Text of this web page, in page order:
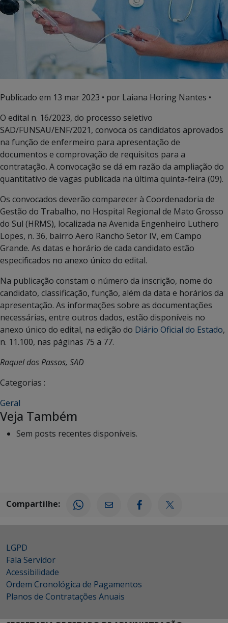
Publicado em 13 mar 2023 • por Laiana Horing Nantes •
O edital n. 16/2023, do processo seletivo
SAD/FUNSAU/ENF/2021, convoca os candidatos aprovados
na função de enfermeiro para apresentação de
documentos e comprovação de requisitos para a
contratação. A convocação se dá em razão da ampliação do
quantitativo de vagas publicada na última quinta-feira (09).
Os convocados deverão comparecer à Coordenadoria de
Gestão do Trabalho, no Hospital Regional de Mato Grosso
do Sul (HRMS), localizada na Avenida Engenheiro Luthero
Lopes, n. 36, bairro Aero Rancho Setor IV, em Campo
Grande. As datas e horário de cada candidato estão
especificados no anexo único do edital.
Na publicação constam o número da inscrição, nome do
candidato, classificação, função, além da data e horários da
apresentação. As informações sobre as documentações
necessárias, entre outros dados, estão disponíveis no
anexo único do edital, na edição do Diário Oficial do Estado,
n. 11.100, nas páginas 75 a 77.
Raquel dos Passos, SAD
Categorias :
Geral
Veja Também
Sem posts recentes disponíveis.
Compartilhe:
LGPD
Fala Servidor
Acessibilidade
Ordem Cronológica de Pagamentos
Planos de Contratações Anuais